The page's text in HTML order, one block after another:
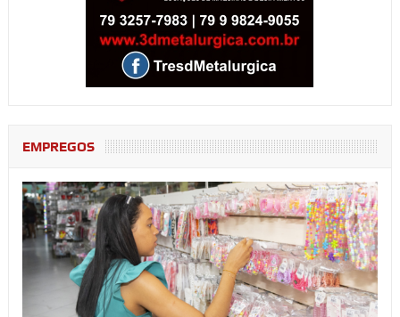
EMPREGOS